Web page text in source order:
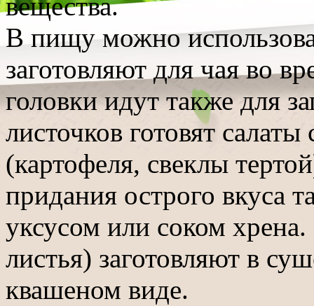
вещества.
В пищу можно
заготовляют для чая во
головки идут также для
листочков готовят
(картофеля, свеклы
придания острого вкуса
уксусом или соком
листья) заготовляют в
квашеном виде.